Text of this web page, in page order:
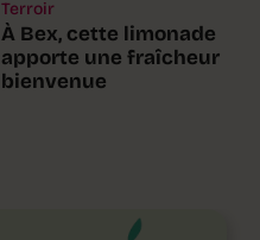
Terroir
À Bex, cette limonade
apporte une fraîcheur
bienvenue